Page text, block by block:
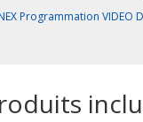
Programmation VIDEO